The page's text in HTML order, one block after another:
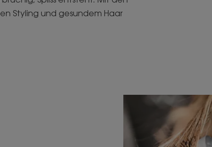
Styling und gesundem Haar